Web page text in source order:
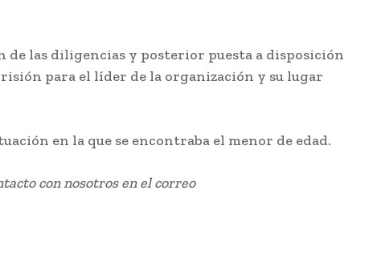
de las diligencias y posterior puesta a disposición
para el líder de la organización y su lugar
en la que se encontraba el menor de edad.
con nosotros en el correo